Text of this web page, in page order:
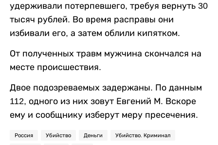
удерживали потерпевшего, требуя вернуть 30
тысяч рублей. Во время расправы они
избивали его, а затем облили кипятком.
От полученных травм мужчина скончался на
месте происшествия.
Двое подозреваемых задержаны. По данным
112, одного из них зовут Евгений М. Вскоре
ему и сообщнику изберут меру пресечения.
Россия Убийство Деньги Убийство. Криминал